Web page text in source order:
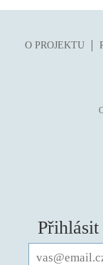
O PROJEKTU
Přihlásit